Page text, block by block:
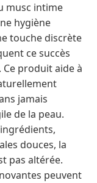
musc intime
hygiène
touche discrète
ce succès
produit aide à
jamais
de la peau.
douces, la
pas altérée.
peuvent